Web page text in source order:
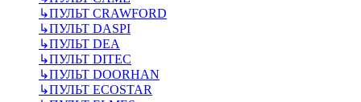
↳ПУЛЬТ CRAWFORD
↳ПУЛЬТ DASPI
↳ПУЛЬТ DEA
↳ПУЛЬТ DITEC
↳ПУЛЬТ DOORHAN
↳ПУЛЬТ ECOSTAR